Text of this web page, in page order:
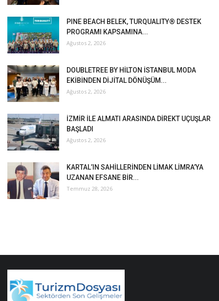
PINE BEACH BELEK, TURQUALITY® DESTEK
PROGRAMI KAPSAMINA...
Ağustos 2, 2026
DOUBLETREE BY HİLTON İSTANBUL MODA
EKİBİNDEN DİJİTAL DÖNÜŞÜM...
Ağustos 2, 2026
İZMİR İLE ALMATI ARASINDA DİREKT UÇUŞLAR
BAŞLADI
Ağustos 2, 2026
KARTAL’IN SAHİLLERİNDEN LİMAK LİMRA’YA
UZANAN EFSANE BİR...
Temmuz 28, 2026